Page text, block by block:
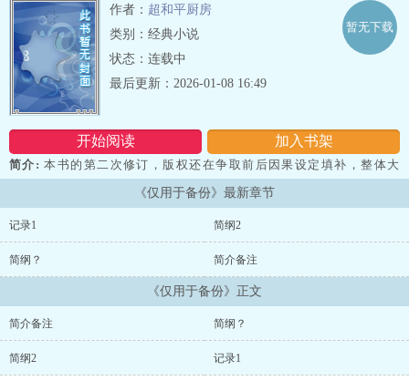
作者： 超和平厨房
类别：经典小说
状态：连载中
开始阅读 加入书架
暂无下载
最后更新：2026-01-08 16:49
简介: 本书的第二次修订，版权还在争取前后因果设定填补，整体大
纲记录...
《仅用于备份》最新章节
记录1 简纲2
简纲？ 简介备注
《仅用于备份》正文
简介备注 简纲？
简纲2 记录1